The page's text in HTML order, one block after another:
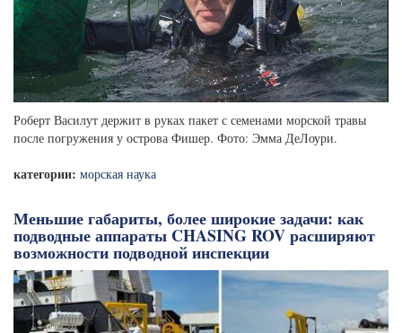
Роберт Василут держит в руках пакет с семенами морской травы
после погружения у острова Фишер. Фото: Эмма ДеЛоури.
категории: морская наука
Меньшие габариты, более широкие задачи: как
подводные аппараты CHASING ROV расширяют
возможности подводной инспекции